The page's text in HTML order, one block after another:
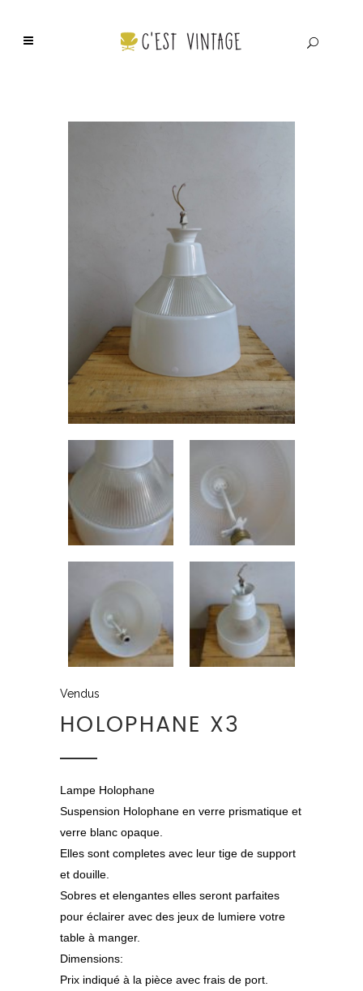
Vendus
HOLOPHANE X3
Lampe Holophane
Suspension Holophane en verre prismatique et
verre blanc opaque.
Elles sont completes avec leur tige de support
et douille.
Sobres et elengantes elles seront parfaites
pour éclairer avec des jeux de lumiere votre
table à manger.
Dimensions:
Prix indiqué à la pièce avec frais de port.